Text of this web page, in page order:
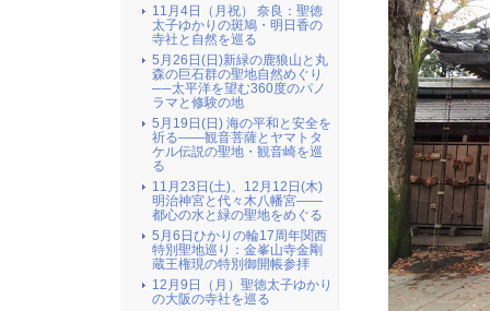
11月4日（月祝） 奈良：聖徳
太子ゆかりの斑鳩・明日香の
寺社と自然を巡る
5月26日(日)新緑の鹿狼山と丸
森の巨石群の聖地自然めぐり
──太平洋を望む360度のパノ
ラマと修験の地
5月19日(日) 海の平和と安全を
祈る――観音菩薩とヤマトタ
ケル伝説の聖地・観音崎を巡
る
11月23日(土)、12月12日(木)
明治神宮と代々木八幡宮――
都心の水と緑の聖地をめぐる
5月6日ひかりの輪17周年関西
特別聖地巡り：金峯山寺金剛
蔵王権現の特別御開帳参拝
12月9日（月）聖徳太子ゆかり
の大阪の寺社を巡る